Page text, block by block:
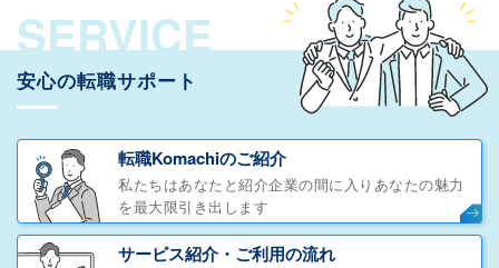
SERVICE
安心の転職サポート
転職Komachiのご紹介
私たちはあなたと紹介企業の間に入りあなたの魅力
を最大限引き出します
サービス紹介・ご利用の流れ